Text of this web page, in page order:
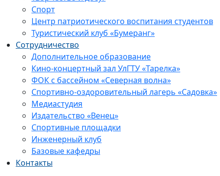
Спорт
Центр патриотического воспитания студентов
Туристический клуб «Бумеранг»
Сотрудничество
Дополнительное образование
Кино-концертный зал УлГТУ «Тарелка»
ФОК с бассейном «Северная волна»
Спортивно-оздоровительный лагерь «Садовка»
Медиастудия
Издательство «Венец»
Спортивные площадки
Инженерный клуб
Базовые кафедры
Контакты